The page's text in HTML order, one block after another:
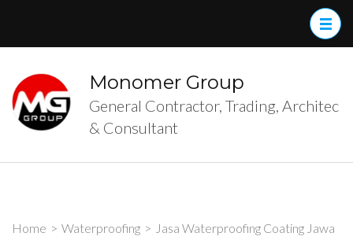
(Press
Enter)
Monomer Group
General Contractor, Trading, Architec
& Consultant
Home > Waterproofing > Jasa Waterproofing Coating Jawa